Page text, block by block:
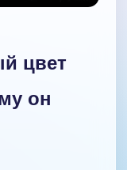
цвет
он